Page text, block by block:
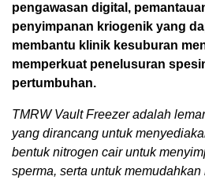
pengawasan digital,
penyimpanan kriogenik yang
membantu klinik kesuburan
memperkuat penelusuran
pertumbuhan.
TMRW Vault Freezer adalah
yang dirancang untuk
bentuk nitrogen cair untuk
sperma, serta untuk